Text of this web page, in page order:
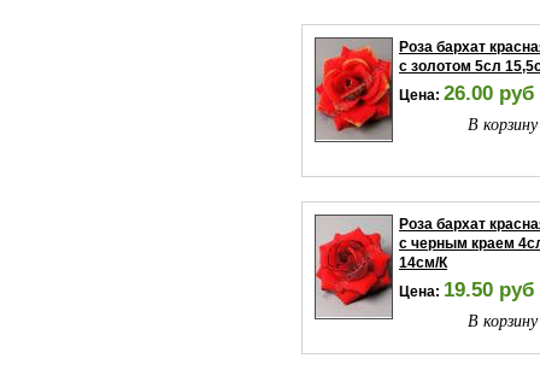
Роза бархат
с золотом 5сл
Цена: 26.00 руб
В
Роза бархат
с черным краем
14см/К
Цена: 19.50 руб
В